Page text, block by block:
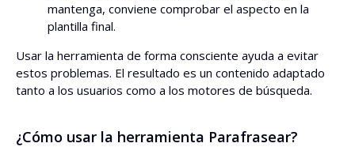
mantenga, conviene comprobar el aspecto en la
plantilla final.
Usar la herramienta de forma consciente ayuda a evitar
estos problemas. El resultado es un contenido adaptado
tanto a los usuarios como a los motores de búsqueda.
¿Cómo usar la herramienta Parafrasear?